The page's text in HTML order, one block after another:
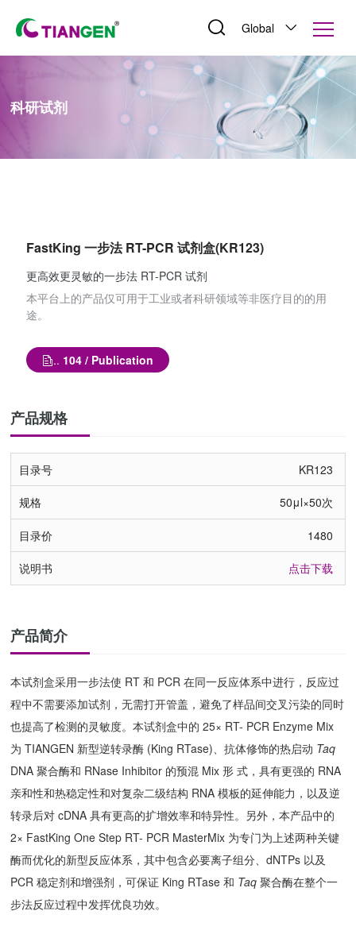
Global
科研试剂
FastKing 一步法 RT-PCR 试剂盒(KR123)
更高效更灵敏的一步法 RT-PCR 试剂
本平台上的产品仅可用于工业或者科研领域等非医疗目的的用
途。
.. 104 / Publication
产品规格
KR123
50μl×50次
1480
点击下载
产品简介
本试剂盒采用一步法使 RT和 PCR在同一反应体系中进行，反应过
程中不需要添加试剂，无需打开管盖，避免了样品间交叉污染的同时
也提高了检测的灵敏度。本试剂盒中的 25× RT- PCR Enzyme Mix
为 TIANGEN 新型逆转录酶 (King RTase)、抗体修饰的热启动 Taq
DNA聚合酶和 RNase Inhibitor 的预混 Mix形 式，具有更强的 RNA
亲和性和热稳定性和对复杂二级结构 RNA模板的延伸能力，以及逆
转录后对 cDNA具有更高的扩增效率和特异性。另外，本产品中的
2× FastKing One Step RT- PCR MasterMix 为专门为上述两种关键
酶而优化的新型反应体系，其中包含必要离子组分、dNTPs 以及
PCR稳定剂和增强剂，可保证 King RTase和 Taq聚合酶在整个一
步法反应过程中发挥优良功效。